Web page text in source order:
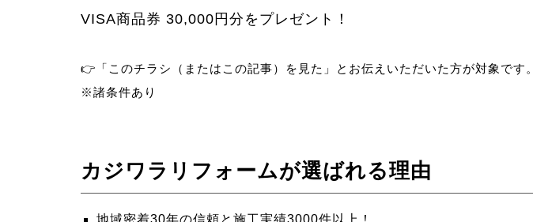
VISA商品券 30,000円分をプレゼント！
👉「このチラシ（またはこの記事）を見た」とお伝えいただいた方が対象です。
※諸条件あり
カジワラリフォームが選ばれる理由
地域密着30年の信頼と施工実績3000件以上！